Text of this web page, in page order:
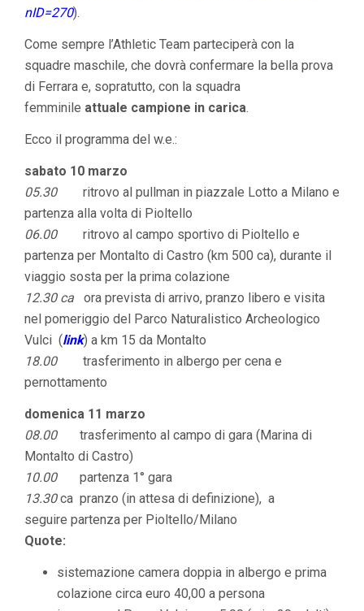
nID=270).
Come sempre l’Athletic Team parteciperà con la
squadre maschile, che dovrà confermare la bella prova
di Ferrara e, sopratutto, con la squadra
femminile attuale campione in carica.
Ecco il programma del w.e.:
sabato 10 marzo
05.30ritrovo al pullman in piazzale Lotto a Milano e
partenza alla volta di Pioltello
06.00ritrovo al campo sportivo di Pioltello e
partenza per Montalto di Castro (km 500 ca), durante il
viaggio sosta per la prima colazione
12.30 ca ora prevista di arrivo, pranzo libero e visita
nel pomeriggio del Parco Naturalistico Archeologico
Vulci (link) a km 15 da Montalto
18.00trasferimento in albergo per cena e
pernottamento
domenica 11 marzo
08.00trasferimento al campo di gara (Marina di
Montalto di Castro)
10.00partenza 1° gara
13.30ca pranzo (in attesa di definizione), a
seguire partenza per Pioltello/Milano
Quote:
sistemazione camera doppia in albergo e prima
colazione circa euro 40,00 a persona